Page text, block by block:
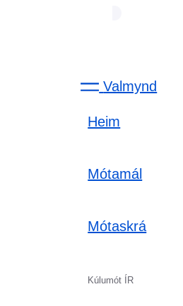
Valmynd
Heim
Mótamál
Mótaskrá
Kúlumót ÍR